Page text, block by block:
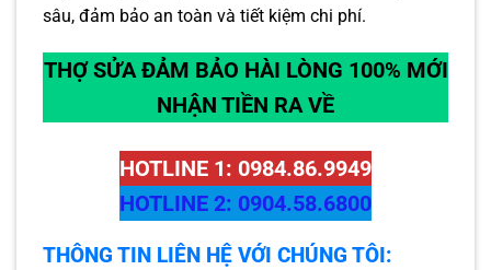
sâu, đảm bảo an toàn và tiết kiệm chi phí.
THỢ SỬA ĐẢM BẢO HÀI LÒNG 100% MỚI
NHẬN TIỀN RA VỀ
HOTLINE 1: 0984.86.9949
HOTLINE 2: 0904.58.6800
THÔNG TIN LIÊN HỆ VỚI CHÚNG TÔI: